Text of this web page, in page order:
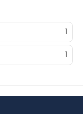
a poolside
drinks at the
even dine
advantage of the
your thirst
1
1